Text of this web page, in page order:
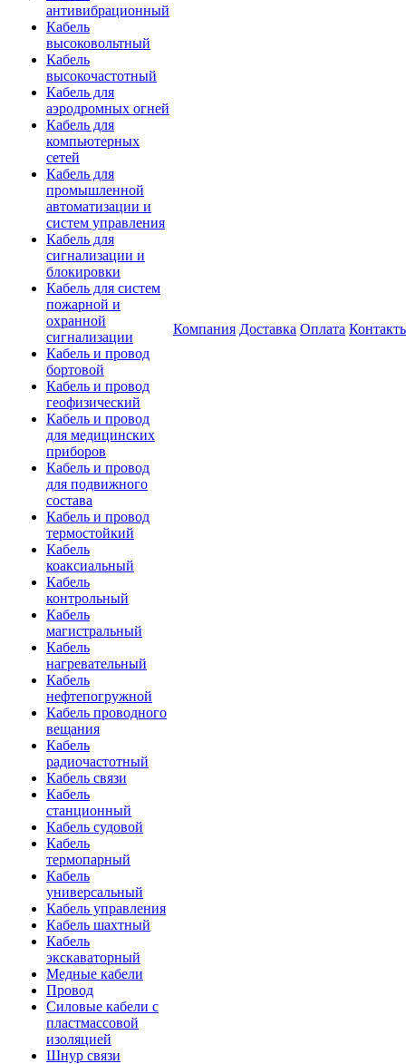
антивибрационный
Кабель
высоковольтный
Кабель
высокочастотный
Кабель для
аэродромных огней
Кабель для
компьютерных
сетей
Кабель для
промышленной
автоматизации и
систем управления
Кабель для
сигнализации и
блокировки
Кабель для систем
пожарной и
охранной
сигнализации
Кабель и провод
бортовой
Кабель и провод
геофизический
Кабель и провод
для медицинских
приборов
Кабель и провод
для подвижного
состава
Кабель и провод
термостойкий
Кабель
коаксиальный
Кабель
контрольный
Кабель
магистральный
Кабель
нагревательный
Кабель
нефтепогружной
Кабель проводного
вещания
Кабель
радиочастотный
Кабель связи
Кабель
станционный
Кабель судовой
Кабель
термопарный
Кабель
универсальный
Кабель управления
Кабель шахтный
Кабель
экскаваторный
Медные кабели
Провод
Силовые кабели с
пластмассовой
изоляцией
Шнур связи
Компания Доставка Оплата